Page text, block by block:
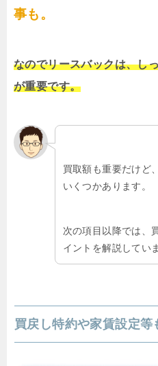
事も。
なのでリースバックは、し
が重要です。
買取額も重要だけど
いくつかあります。
次の項目以降では、
イントを解説してい
買戻し特約や家賃設定等